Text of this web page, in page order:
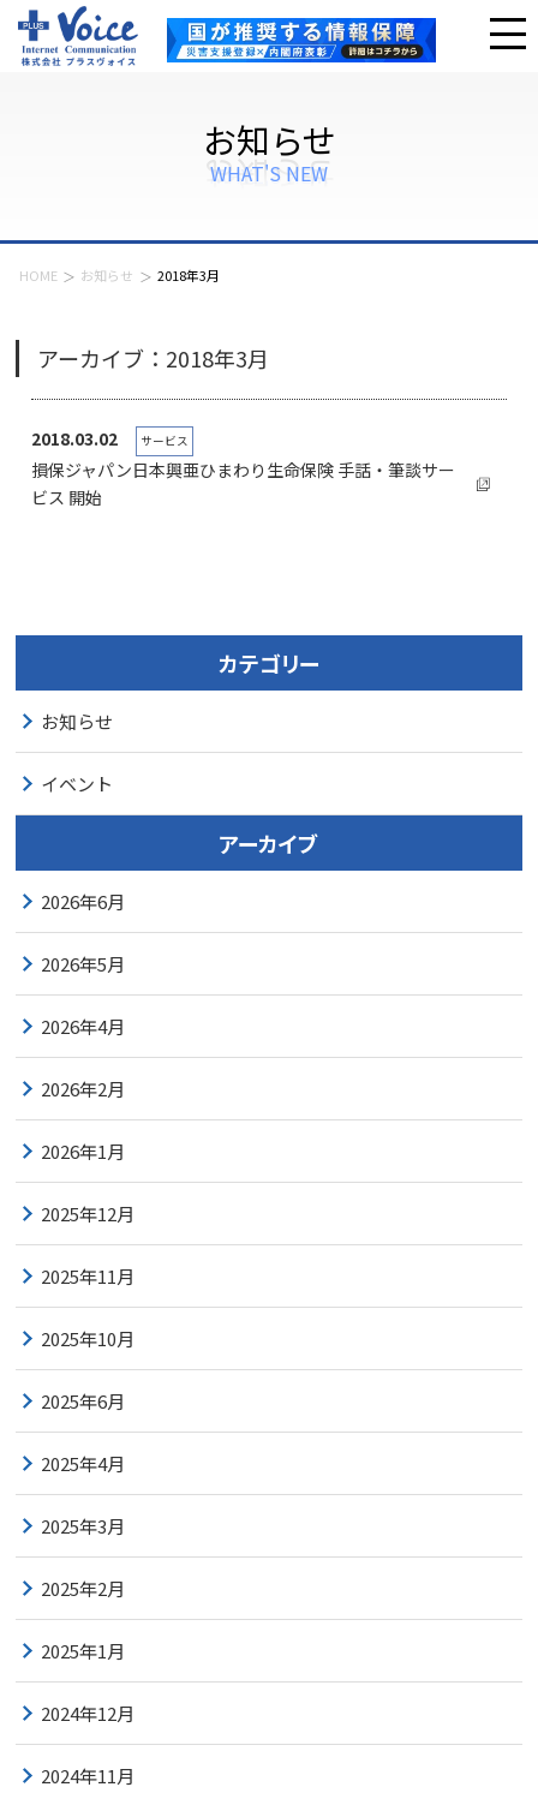
お知らせ
WHAT'S NEW
HOME お知らせ 2018年3月
アーカイブ：2018年3月
2018.03.02 サービス
損保ジャパン日本興亜ひまわり生命保険 手話・筆談サー
ビス 開始
カテゴリー
お知らせ
イベント
アーカイブ
2026年6月
2026年5月
2026年4月
2026年2月
2026年1月
2025年12月
2025年11月
2025年10月
2025年6月
2025年4月
2025年3月
2025年2月
2025年1月
2024年12月
2024年11月